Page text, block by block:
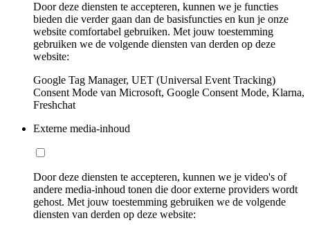
Door deze diensten te accepteren, kunnen we je functies
bieden die verder gaan dan de basisfuncties en kun je onze
website comfortabel gebruiken. Met jouw toestemming
gebruiken we de volgende diensten van derden op deze
website:
Google Tag Manager, UET (Universal Event Tracking)
Consent Mode van Microsoft, Google Consent Mode, Klarna,
Freshchat
Externe media-inhoud
Door deze diensten te accepteren, kunnen we je video's of
andere media-inhoud tonen die door externe providers wordt
gehost. Met jouw toestemming gebruiken we de volgende
diensten van derden op deze website: